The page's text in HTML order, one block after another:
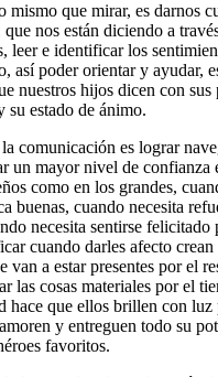
mismo que mirar, es darnos
nos están diciendo a
leer e identificar los
así poder orientar y ayudar,
nuestros hijos dicen con sus
su estado de ánimo.
comunicación es lograr
un mayor nivel de confianza
como en los grandes,
buenas, cuando necesita
necesita sentirse felicitado
cuando darles afecto
van a estar presentes por el
las cosas materiales por el
hace que ellos brillen con luz
y entreguen todo su
favoritos.